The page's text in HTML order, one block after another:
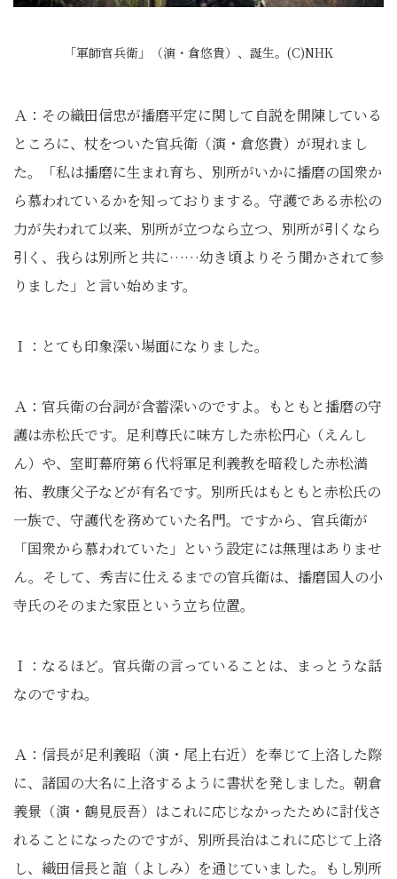
「軍師官兵衛」（演・倉悠貴）、誕生。(C)NHK
Ａ：その織田信忠が播磨平定に関して自説を開陳している
ところに、杖をついた官兵衛（演・倉悠貴）が現れまし
た。「私は播磨に生まれ育ち、別所がいかに播磨の国衆か
ら慕われているかを知っておりまする。守護である赤松の
力が失われて以来、別所が立つなら立つ、別所が引くなら
引く、我らは別所と共に……幼き頃よりそう聞かされて参
りました」と言い始めます。
Ｉ：とても印象深い場面になりました。
Ａ：官兵衛の台詞が含蓄深いのですよ。もともと播磨の守
護は赤松氏です。足利尊氏に味方した赤松円心（えんし
ん）や、室町幕府第６代将軍足利義教を暗殺した赤松満
祐、教康父子などが有名です。別所氏はもともと赤松氏の
一族で、守護代を務めていた名門。ですから、官兵衛が
「国衆から慕われていた」という設定には無理はありませ
ん。そして、秀吉に仕えるまでの官兵衛は、播磨国人の小
寺氏のそのまた家臣という立ち位置。
Ｉ：なるほど。官兵衛の言っていることは、まっとうな話
なのですね。
Ａ：信長が足利義昭（演・尾上右近）を奉じて上洛した際
に、諸国の大名に上洛するように書状を発しました。朝倉
義景（演・鶴見辰吾）はこれに応じなかったために討伐さ
れることになったのですが、別所長治はこれに応じて上洛
し、織田信長と誼（よしみ）を通じていました。もし別所